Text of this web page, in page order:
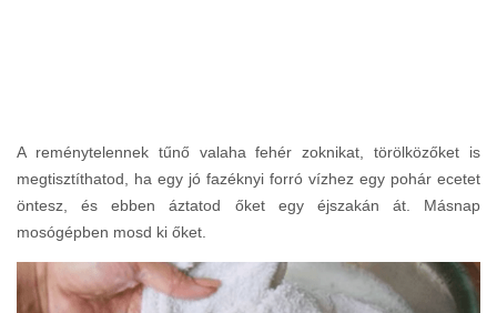
A reménytelennek tűnő valaha fehér zoknikat, törölközőket is
megtisztíthatod, ha egy jó fazéknyi forró vízhez egy pohár ecetet
öntesz, és ebben áztatod őket egy éjszakán át. Másnap
mosógépben mosd ki őket.